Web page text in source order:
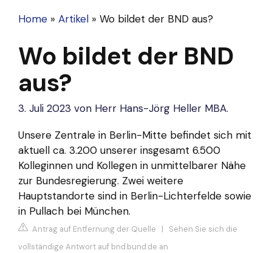
Home » Artikel » Wo bildet der BND aus?
Wo bildet der BND
aus?
3. Juli 2023 von Herr Hans-Jörg Heller MBA.
Unsere Zentrale in Berlin-Mitte befindet sich mit
aktuell ca. 3.200 unserer insgesamt 6.500
Kolleginnen und Kollegen in unmittelbarer Nähe
zur Bundesregierung. Zwei weitere
Hauptstandorte sind in Berlin-Lichterfelde sowie
in Pullach bei München.
Antrag auf Entfernung der Quelle | Sehen Sie sich die
vollständige Antwort auf bnd.bund.de an